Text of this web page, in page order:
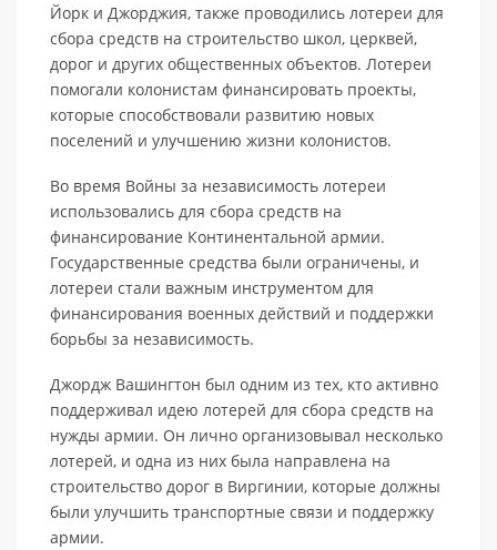
Йорк и Джорджия, также проводились лотереи для
сбора средств на строительство школ, церквей,
дорог и других общественных объектов. Лотереи
помогали колонистам финансировать проекты,
которые способствовали развитию новых
поселений и улучшению жизни колонистов.
Во время Войны за независимость лотереи
использовались для сбора средств на
финансирование Континентальной армии.
Государственные средства были ограничены, и
лотереи стали важным инструментом для
финансирования военных действий и поддержки
борьбы за независимость.
Джордж Вашингтон был одним из тех, кто активно
поддерживал идею лотерей для сбора средств на
нужды армии. Он лично организовывал несколько
лотерей, и одна из них была направлена на
строительство дорог в Виргинии, которые должны
были улучшить транспортные связи и поддержку
армии.